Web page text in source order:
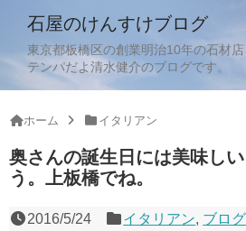
石屋のけんすけブログ
東京都板橋区の創業明治10年の石材
テンパだよ清水健介のブログです。
ホーム イタリアン
奥さんの誕生日には美味し
う。上板橋でね。
2016/5/24 イタリアン, ブログ